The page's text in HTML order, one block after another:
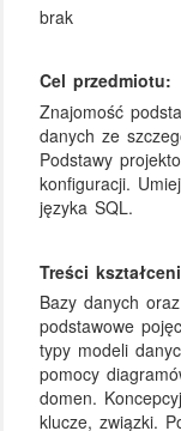
brak
Cel przedmiotu:
Znajomość
danych ze
Podstawy
konfiguracji.
języka SQL.
Treści
Bazy danych
podstawowe
typy modeli
pomocy
domen.
klucze, związki.